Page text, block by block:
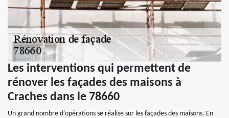
Les interventions qui permettent de
rénover les façades des maisons à
Craches dans le 78660
Un grand nombre d'opérations se réalise sur les façades des maisons. En